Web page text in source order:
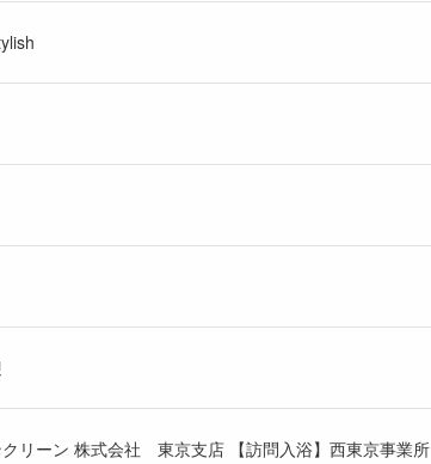
リーン 株式会社 東京支店 【訪問入浴】西東京事業所